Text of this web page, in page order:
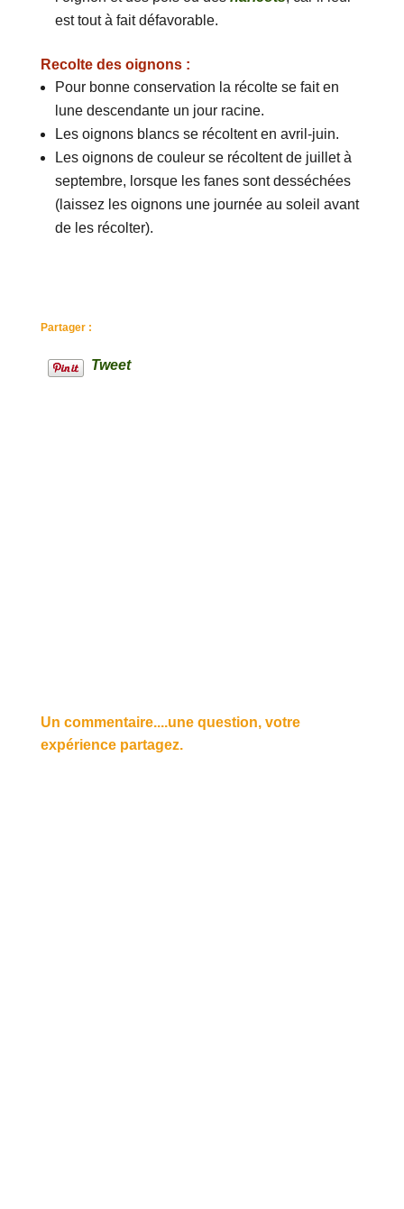
est tout à fait défavorable.
Recolte des oignons :
Pour bonne conservation la récolte se fait en
lune descendante un jour racine.
Les oignons blancs se récoltent en avril-juin.
Les oignons de couleur se récoltent de juillet à
septembre, lorsque les fanes sont desséchées
(laissez les oignons une journée au soleil avant
de les récolter).
Partager :
Tweet
Un commentaire....une question, votre
expérience partagez.